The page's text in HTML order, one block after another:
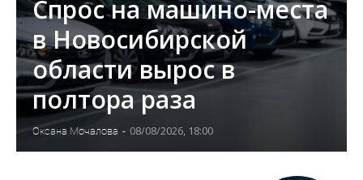
Спрос на машино-места
в Новосибирской
области вырос в
полтора раза
Оксана Мочалова - 08/08/2026, 18:00